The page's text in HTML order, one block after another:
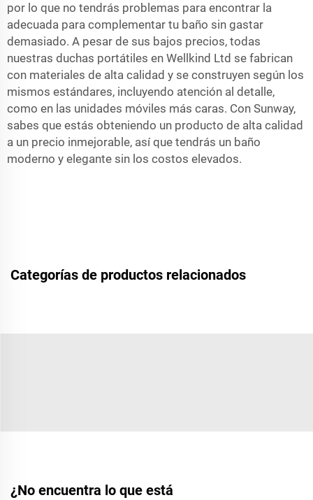
por lo que no tendrás problemas para encontrar la
adecuada para complementar tu baño sin gastar
demasiado. A pesar de sus bajos precios, todas
nuestras duchas portátiles en Wellkind Ltd se fabrican
con materiales de alta calidad y se construyen según los
mismos estándares, incluyendo atención al detalle,
como en las unidades móviles más caras. Con Sunway,
sabes que estás obteniendo un producto de alta calidad
a un precio inmejorable, así que tendrás un baño
moderno y elegante sin los costos elevados.
Categorías de productos relacionados
¿No encuentra lo que está